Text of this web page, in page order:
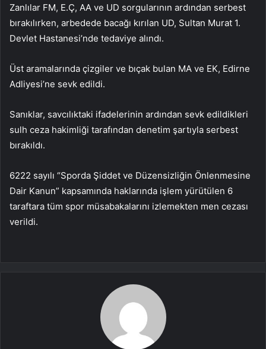
Zanlılar FM, E.Ç, AA ve UD sorgularının ardından serbest
bırakılırken, arbedede bacağı kırılan UD, Sultan Murat 1.
Devlet Hastanesi’nde tedaviye alındı.
Üst aramalarında çizgiler ve bıçak bulan MA ve EK, Edirne
Adliyesi’ne sevk edildi.
Sanıklar, savcılıktaki ifadelerinin ardından sevk edildikleri
sulh ceza hakimliği tarafından denetim şartıyla serbest
bırakıldı.
6222 sayılı “Sporda Şiddet ve Düzensizliğin Önlenmesine
Dair Kanun” kapsamında haklarında işlem yürütülen 6
taraftara tüm spor müsabakalarını izlemekten men cezası
verildi.